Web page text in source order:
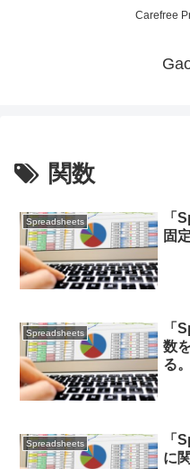
Carefree
関数
Spreadsheets
「
固
Spreadsheets
「
数
る。
Spreadsheets
「
に